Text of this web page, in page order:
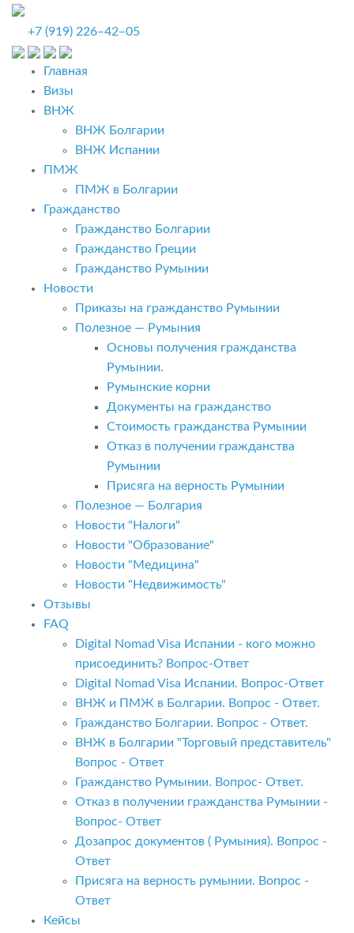
+7 (919) 226‒42‒05
Главная
Визы
ВНЖ
ВНЖ Болгарии
ВНЖ Испании
ПМЖ
ПМЖ в Болгарии
Гражданство
Гражданство Болгарии
Гражданство Греции
Гражданство Румынии
Новости
Приказы на гражданство Румынии
Полезное — Румыния
Основы получения гражданства
Румынии.
Румынские корни
Документы на гражданство
Стоимость гражданства Румынии
Отказ в получении гражданства
Румынии
Присяга на верность Румынии
Полезное — Болгария
Новости "Налоги"
Новости "Образование"
Новости "Медицина"
Новости "Недвижимость"
Отзывы
FAQ
Digital Nomad Visa Испании - кого можно
присоединить? Вопрос-Ответ
Digital Nomad Visa Испании. Вопрос-Ответ
ВНЖ и ПМЖ в Болгарии. Вопрос - Ответ.
Гражданство Болгарии. Вопрос - Ответ.
ВНЖ в Болгарии "Торговый представитель"
Вопрос - Ответ
Гражданство Румынии. Вопрос- Ответ.
Отказ в получении гражданства Румынии -
Вопрос- Ответ
Дозапрос документов ( Румыния). Вопрос -
Ответ
Присяга на верность румынии. Вопрос -
Ответ
Кейсы